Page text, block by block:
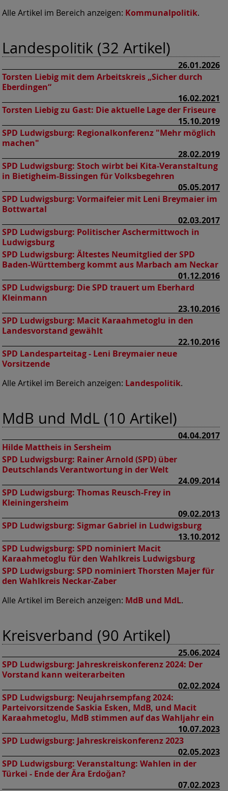
Alle Artikel im Bereich anzeigen: Kommunalpolitik.
Landespolitik (32 Artikel)
26.01.2026
Torsten Liebig mit dem Arbeitskreis „Sicher durch
Eberdingen“
16.02.2021
Torsten Liebig zu Gast: Die aktuelle Lage der Friseure
15.10.2019
SPD Ludwigsburg: Regionalkonferenz "Mehr möglich
machen"
28.02.2019
SPD Ludwigsburg: Stoch wirbt bei Kita-Veranstaltung
in Bietigheim-Bissingen für Volksbegehren
05.05.2017
SPD Ludwigsburg: Vormaifeier mit Leni Breymaier im
Bottwartal
02.03.2017
SPD Ludwigsburg: Politischer Aschermittwoch in
Ludwigsburg
SPD Ludwigsburg: Ältestes Neumitglied der SPD
Baden-Württemberg kommt aus Marbach am Neckar
01.12.2016
SPD Ludwigsburg: Die SPD trauert um Eberhard
Kleinmann
23.10.2016
SPD Ludwigsburg: Macit Karaahmetoglu in den
Landesvorstand gewählt
22.10.2016
SPD Landesparteitag - Leni Breymaier neue
Vorsitzende
Alle Artikel im Bereich anzeigen: Landespolitik.
MdB und MdL (10 Artikel)
04.04.2017
Hilde Mattheis in Sersheim
SPD Ludwigsburg: Rainer Arnold (SPD) über
Deutschlands Verantwortung in der Welt
24.09.2014
SPD Ludwigsburg: Thomas Reusch-Frey in
Kleiningersheim
09.02.2013
SPD Ludwigsburg: Sigmar Gabriel in Ludwigsburg
13.10.2012
SPD Ludwigsburg: SPD nominiert Macit
Karaahmetoglu für den Wahlkreis Ludwigsburg
SPD Ludwigsburg: SPD nominiert Thorsten Majer für
den Wahlkreis Neckar-Zaber
Alle Artikel im Bereich anzeigen: MdB und MdL.
Kreisverband (90 Artikel)
25.06.2024
SPD Ludwigsburg: Jahreskreiskonferenz 2024: Der
Vorstand kann weiterarbeiten
02.02.2024
SPD Ludwigsburg: Neujahrsempfang 2024:
Parteivorsitzende Saskia Esken, MdB, und Macit
Karaahmetoglu, MdB stimmen auf das Wahljahr ein
10.07.2023
SPD Ludwigsburg: Jahreskreiskonferenz 2023
02.05.2023
SPD Ludwigsburg: Veranstaltung: Wahlen in der
Türkei - Ende der Ära Erdoğan?
07.02.2023